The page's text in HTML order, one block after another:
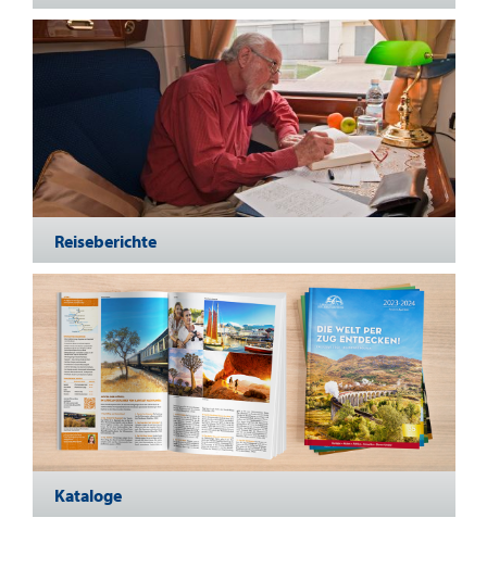
Reiseberichte
Kataloge